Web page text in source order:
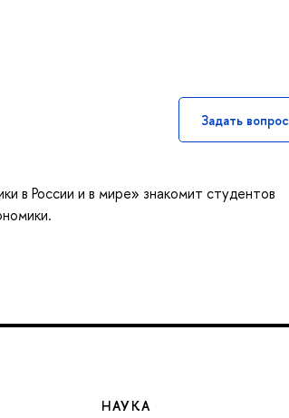
Задать вопрос
в России и в мире» знакомит студентов
НАУКА